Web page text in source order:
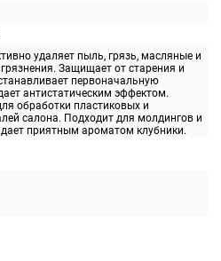
удаляет пыль, грязь, масляные и
Защищает от старения и
первоначальную
антистатическим эффектом.
обработки пластиковых и
салона. Подходит для молдингов и
приятным ароматом клубники.